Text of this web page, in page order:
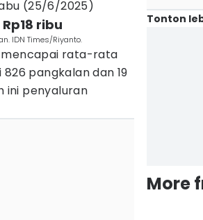
(25/6/2025)
ribu
IDN Times/Riyanto.
mencapai rata-rata
pangkalan dan 19
ini penyaluran
Tonton
More